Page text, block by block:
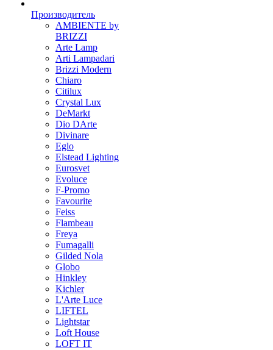
Производитель
AMBIENTE by
BRIZZI
Arte Lamp
Arti Lampadari
Brizzi Modern
Chiaro
Citilux
Crystal Lux
DeMarkt
Dio DArte
Divinare
Eglo
Elstead Lighting
Eurosvet
Evoluce
F-Promo
Favourite
Feiss
Flambeau
Freya
Fumagalli
Gilded Nola
Globo
Hinkley
Kichler
L'Arte Luce
LIFTEL
Lightstar
Loft House
LOFT IT